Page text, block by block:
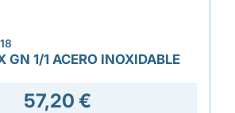
GN 1/1 ACERO INOXIDABLE
57,20 €